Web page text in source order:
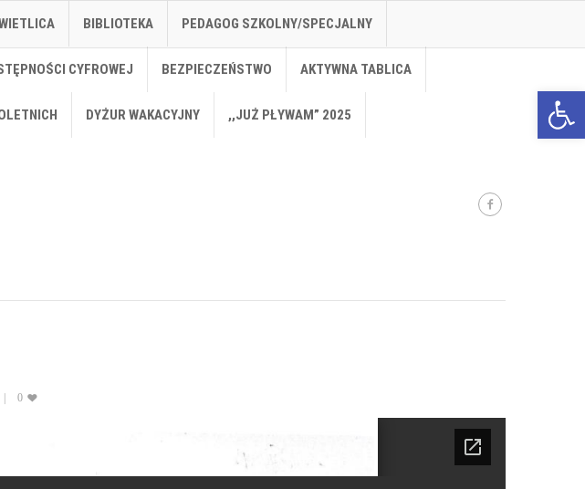
BIBLIOTEKA PEDAGOG SZKOLNY/SPECJALNY
CYFROWEJ BEZPIECZEŃSTWO AKTYWNA TABLICA
DYŻUR WAKACYJNY ,,JUŻ PŁYWAM” 2025
0